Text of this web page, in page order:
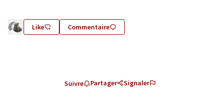
Like Commentaire
Suivre Partager Signaler